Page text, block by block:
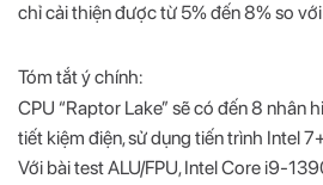
chỉ cải thiện được từ 5% đến 8% so
Tóm tắt ý chính:
CPU “Raptor Lake” sẽ có đến 8 nhân
tiết kiệm điện, sử dụng tiến trình Intel
Với bài test ALU/FPU, Intel Core i9-